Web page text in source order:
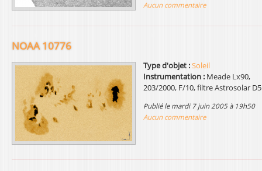
Aucun commentaire
NOAA 10776
Type d'objet :Soleil
Instrumentation : Meade Lx90,
203/2000, F/10, filtre Astrosolar D5
publié le mardi 7 juin 2005 à 19h50
Aucun commentaire